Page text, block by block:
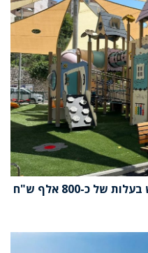
כ-800 אלף ש"ח